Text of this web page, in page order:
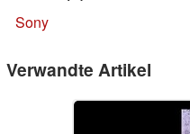
Sony
Verwandte Artikel